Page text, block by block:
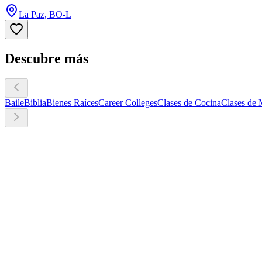
La Paz, BO-L
Descubre más
BaileBibliaBienes RaícesCareer CollegesClases de CocinaClases de